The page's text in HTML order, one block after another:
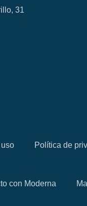
31
Política de
con Moderna